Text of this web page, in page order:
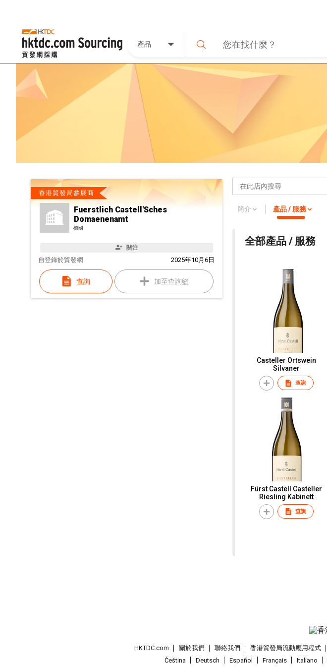
產品
香港貿發局參展商
Fuerstlich Castell'Sches
Domaenenamt
德國
關注
自 2025年10月6日
登錄於貿發網
查詢 加至查詢籃
簡介 產品 / 服務
全部產品 / 服務
Casteller Ortswein
Silvaner
查詢
Fürst Castell Casteller
Riesling Kabinett
查詢
HKTDC.com 關於我們 聯絡我們 香港貿發局流動應用程式
Čeština
Deutsch Español Français Italiano